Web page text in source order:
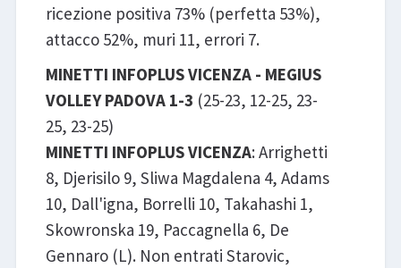
ricezione positiva 73% (perfetta 53%),
attacco 52%, muri 11, errori 7.
MINETTI INFOPLUS VICENZA - MEGIUS
VOLLEY PADOVA 1-3 (25-23, 12-25, 23-
25, 23-25)
MINETTI INFOPLUS VICENZA: Arrighetti
8, Djerisilo 9, Sliwa Magdalena 4, Adams
10, Dall'igna, Borrelli 10, Takahashi 1,
Skowronska 19, Paccagnella 6, De
Gennaro (L). Non entrati Starovic,